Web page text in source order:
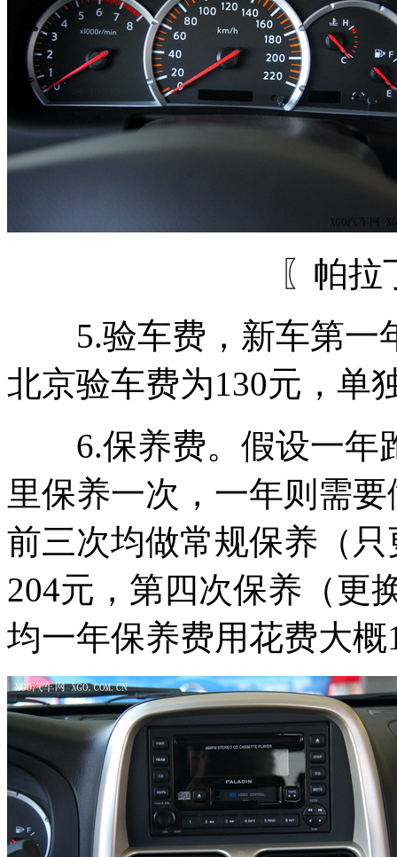
〖帕
5.验车费，新车第一
北京验车费为130元，单
6.保养费。假设一年
里保养一次，一年则需
前三次均做常规保养（
204元，第四次保养（更
均一年保养费用花费大概